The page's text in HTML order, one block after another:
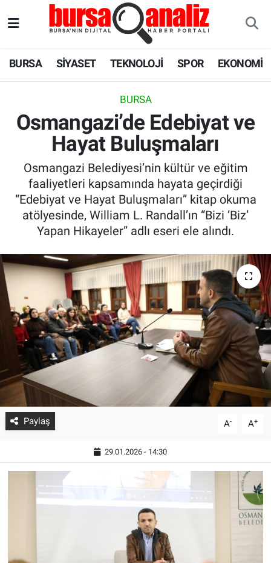
BURSA SİYASET TEKNOLOJİ SPOR EKONOMİ
BURSA
Osmangazi’de Edebiyat ve
Hayat Buluşmaları
Osmangazi Belediyesi’nin kültür ve eğitim
faaliyetleri kapsamında hayata geçirdiği
“Edebiyat ve Hayat Buluşmaları” kitap okuma
atölyesinde, William L. Randall’ın “Bizi ‘Biz’
Yapan Hikayeler” adlı eseri ele alındı.
Paylaş A- A+
29.01.2026 - 14:30
SPOR
EKONOMİ
SAĞLIK
ASTROLOJİ
BLOG
Süper Lig Puan Durumu ve Fikstür
Tüm Manşetler
Son Dakika Haberleri
Haber Arşivi